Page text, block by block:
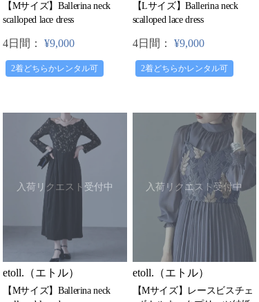
【Mサイズ】Ballerina neck
scalloped lace dress
4日間： ¥9,000
2着どちらかレンタル可
【Lサイズ】Ballerina neck
scalloped lace dress
4日間： ¥9,000
2着どちらかレンタル可
入荷リクエスト受付中
etoll.（エトル）
【Mサイズ】Ballerina neck
入荷リクエスト受付中
etoll.（エトル）
【Mサイズ】レースビスチェ